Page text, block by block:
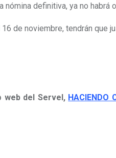
definitiva, ya no habrá
de noviembre, tendrán
web del Servel, HACIENDO